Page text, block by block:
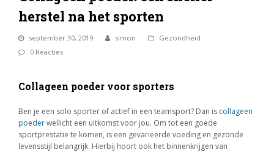
herstel na het sporten
september 30, 2019 simon
Gezondheid
0 Reacties
Collageen poeder voor sporters
Ben je een solo sporter of actief in een teamsport? Dan is collageen
poederwellicht een uitkomst voor jou. Om tot een goede
sportprestatie te komen, is een gevarieerde voeding en gezonde
levensstijl belangrijk. Hierbij hoort ook het binnenkrijgen van